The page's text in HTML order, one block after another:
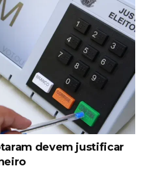
devem justificar